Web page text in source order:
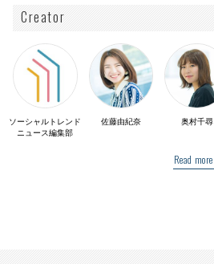
Creator
ソーシャルトレンド
ニュース編集部
佐藤由紀奈 奥村千尋
Read more